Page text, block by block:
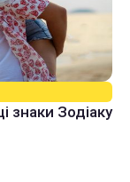
знаки Зодіаку